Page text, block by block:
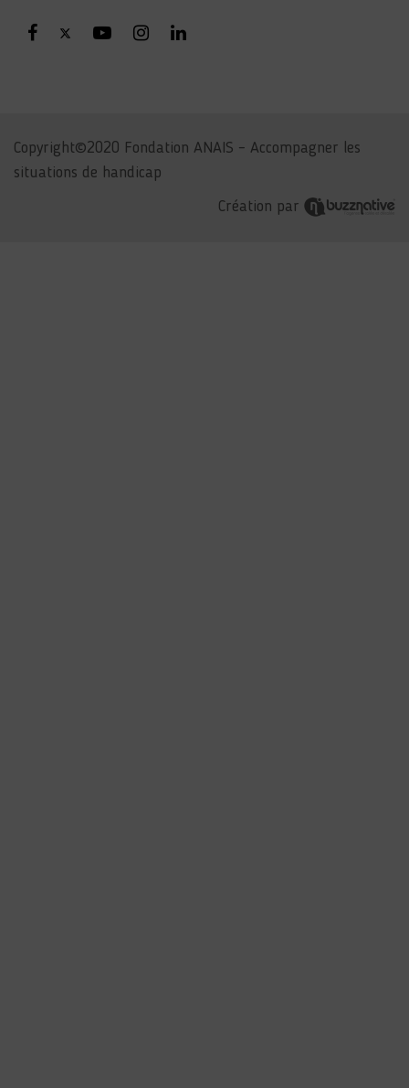
Copyright©2020 Fondation ANAIS – Accompagner les
situations de handicap
Création par